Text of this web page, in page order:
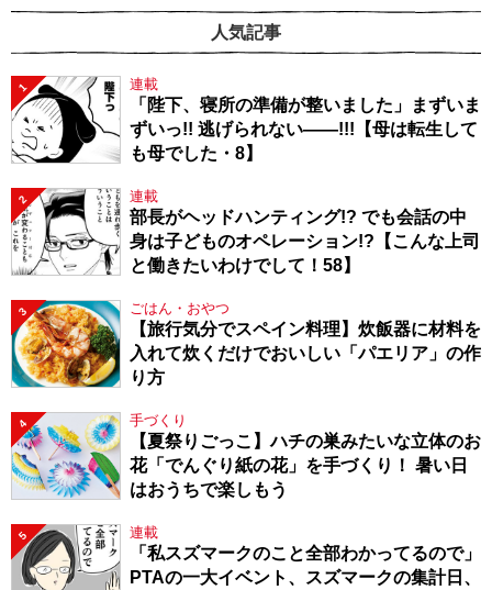
人気記事
1 連載
「陛下、寝所の準備が整いました」まずいま
ずいっ!! 逃げられない――!!!【母は転生して
も母でした・8】
2 連載
部長がヘッドハンティング!? でも会話の中
身は子どものオペレーション!?【こんな上司
と働きたいわけでして！58】
3 ごはん・おやつ
【旅行気分でスペイン料理】炊飯器に材料を
入れて炊くだけでおいしい「パエリア」の作
り方
4 手づくり
【夏祭りごっこ】ハチの巣みたいな立体のお
花「でんぐり紙の花」を手づくり！ 暑い日
はおうちで楽しもう
5 連載
「私スズマークのこと全部わかってるので」
PTAの一大イベント、スズマークの集計日、